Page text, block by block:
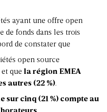
ayant une offre open
de fonds dans les trois
de constater que
open source
que la région EMEA
autres (22 %).
sur cinq (21 %) compte au